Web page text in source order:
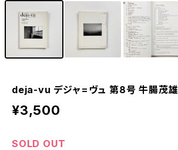
deja-vu デジャ=ヴュ 第8号 牛腸茂雄
¥3,500
SOLD OUT